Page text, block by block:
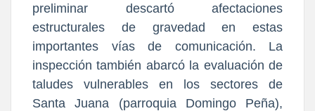
preliminar descartó afectaciones
estructurales de gravedad en estas
importantes vías de comunicación. La
inspección también abarcó la evaluación de
taludes vulnerables en los sectores de
Santa Juana (parroquia Domingo Peña),